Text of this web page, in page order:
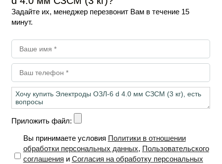
Задайте их, менеджер перезвонит Вам в течение 15
минут.
Приложить файл:
Вы принимаете условия Политики в отношении
обработки персональных данных, Пользовательского
соглашения и Согласия на обработку персональных